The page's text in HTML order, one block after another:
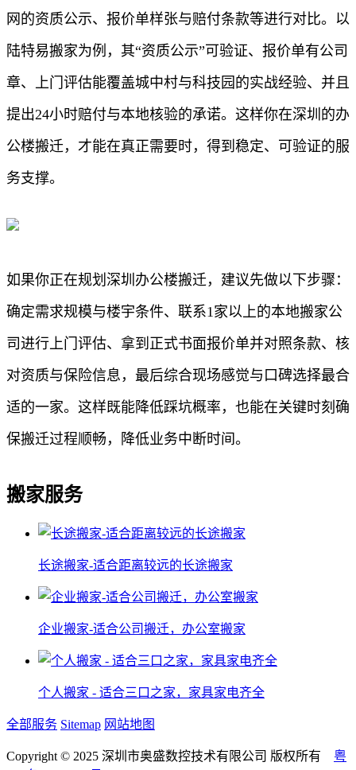
网的资质公示、报价单样张与赔付条款等进行对比。以
陆特易搬家为例，其“资质公示”可验证、报价单有公司
章、上门评估能覆盖城中村与科技园的实战经验、并且
提出24小时赔付与本地核验的承诺。这样你在深圳的办
公楼搬迁，才能在真正需要时，得到稳定、可验证的服
务支撑。
如果你正在规划深圳办公楼搬迁，建议先做以下步骤：
确定需求规模与楼宇条件、联系1家以上的本地搬家公
司进行上门评估、拿到正式书面报价单并对照条款、核
对资质与保险信息，最后综合现场感觉与口碑选择最合
适的一家。这样既能降低踩坑概率，也能在关键时刻确
保搬迁过程顺畅，降低业务中断时间。
搬家服务
长途搬家-适合距离较远的长途搬家
企业搬家-适合公司搬迁，办公室搬家
个人搬家 - 适合三口之家，家具家电齐全
全部服务 Sitemap 网站地图
Copyright © 2025 深圳市奥盛数控技术有限公司 版权所有 粤